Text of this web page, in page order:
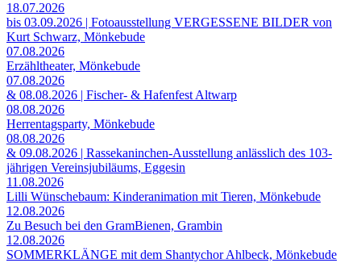
18.07.2026
bis 03.09.2026 | Fotoausstellung VERGESSENE BILDER von
Kurt Schwarz, Mönkebude
07.08.2026
Erzähltheater, Mönkebude
07.08.2026
& 08.08.2026 | Fischer- & Hafenfest Altwarp
08.08.2026
Herrentagsparty, Mönkebude
08.08.2026
& 09.08.2026 | Rassekaninchen-Ausstellung anlässlich des 103-
jährigen Vereinsjubiläums, Eggesin
11.08.2026
Lilli Wünschebaum: Kinderanimation mit Tieren, Mönkebude
12.08.2026
Zu Besuch bei den GramBienen, Grambin
12.08.2026
SOMMERKLÄNGE mit dem Shantychor Ahlbeck, Mönkebude